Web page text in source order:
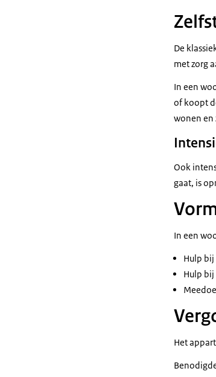
De
met zorg
In een
of koopt
wonen en
Ook
gaat, is
In een
Hulp
Hulp
Het